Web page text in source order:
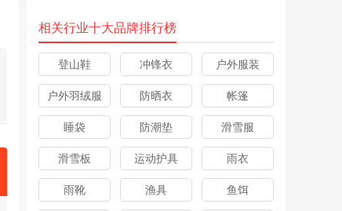
相关行业十大品牌排行榜
登山鞋 冲锋衣 户外服装
户外羽绒服 防晒衣 帐篷
睡袋 防潮垫 滑雪服
滑雪板 运动护具 雨衣
雨靴 渔具 鱼饵